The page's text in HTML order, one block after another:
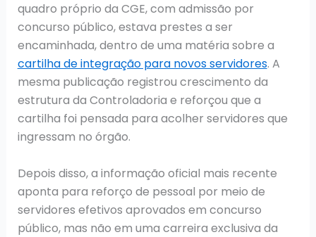
quadro próprio da CGE, com admissão por
concurso público, estava prestes a ser
encaminhada, dentro de uma matéria sobre a
cartilha de integração para novos servidores. A
mesma publicação registrou crescimento da
estrutura da Controladoria e reforçou que a
cartilha foi pensada para acolher servidores que
ingressam no órgão.
Depois disso, a informação oficial mais recente
aponta para reforço de pessoal por meio de
servidores efetivos aprovados em concurso
público, mas não em uma carreira exclusiva da